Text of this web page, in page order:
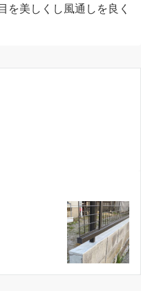
を美しくし風通しを良く